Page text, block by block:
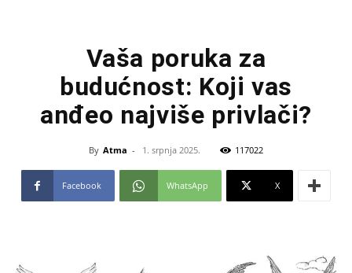
Vaša poruka za
budućnost: Koji vas
anđeo najviše privlači?
By Atma - 1. srpnja 2025. 117022
Facebook WhatsApp X